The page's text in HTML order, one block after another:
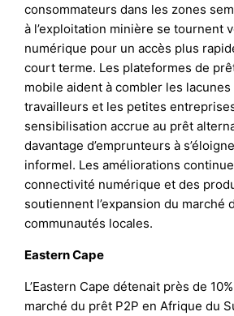
consommateurs dans les zones
à l’exploitation minière se tournent
numérique pour un accès plus
court terme. Les plateformes de
mobile aident à combler les
travailleurs et les petites
sensibilisation accrue au prêt
davantage d’emprunteurs à
informel. Les améliorations
connectivité numérique et des
soutiennent l’expansion du marché
communautés locales.
Eastern Cape
L’Eastern Cape détenait près de
marché du prêt P2P en Afrique du